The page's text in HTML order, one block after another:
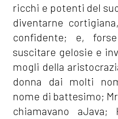
ricchi e potenti del
diventarne
confidente; e,
suscitare gelosie e
mogli della
donna dai molti
nome di battesimo;
chiamavano